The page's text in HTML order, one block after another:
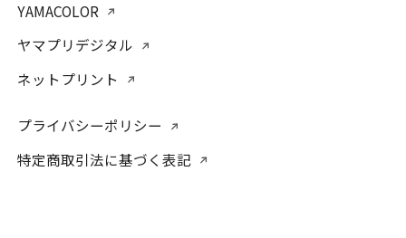
YAMACOLOR
ヤマプリデジタル
ネットプリント
プライバシーポリシー
特定商取引法に基づく表記